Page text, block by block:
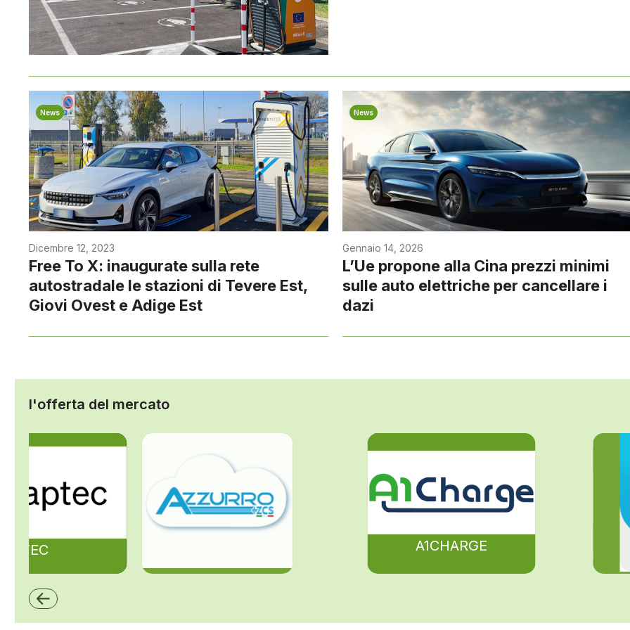
News
Dicembre 12, 2023
Free To X: inaugurate sulla rete
autostradale le stazioni di Tevere Est,
Giovi Ovest e Adige Est
News
Gennaio 14, 2026
L’Ue propone alla Cina prezzi minimi
sulle auto elettriche per cancellare i
dazi
l'offerta del mercato
A1CHARGE
ZCS Azzurro